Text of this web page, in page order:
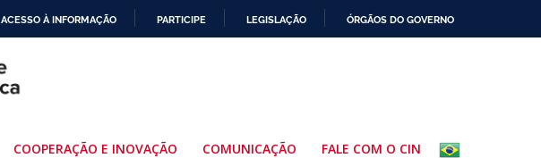
ACESSO À INFORMAÇÃO PARTICIPE LEGISLAÇÃO ÓRGÃOS DO GOVERNO
COOPERAÇÃO E INOVAÇÃO COMUNICAÇÃO FALE COM O CIN